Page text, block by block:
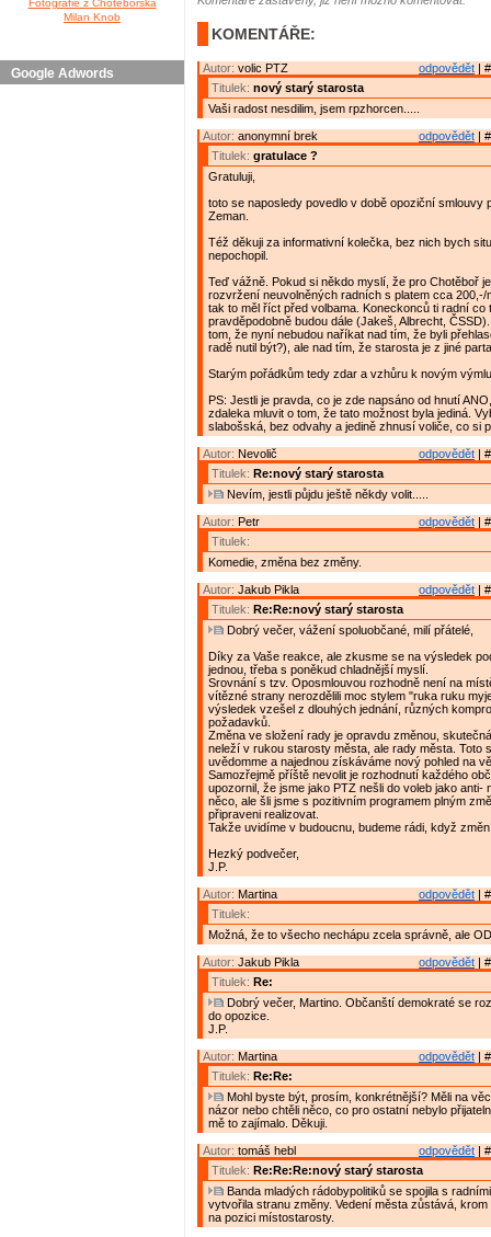
Fotografie z Chotěbořska
Milan Knob
Google Adwords
KOMENTÁŘE:
odpovědět |
Autor: volic PTZ
Titulek: nový starý starosta
Vaši radost nesdilim, jsem rpzhorcen.....
odpovědět |
Autor: anonymní brek
Titulek: gratulace ?
Gratuluji,
toto se naposledy povedlo v době opoziční smlouvy
Zeman.
Též děkuji za informativní kolečka, bez nich bych
nepochopil.
Teď vážně. Pokud si někdo myslí, že pro Chotěboř
rozvržení neuvolněných radních s platem cca 200,-/
tak to měl říct před volbama. Koneckonců ti radní co
pravděpodobně budou dále (Jakeš, Albrecht,
tom, že nyní nebudou naříkat nad tím, že byli
radě nutil být?), ale nad tím, že starosta je z jiné
Starým pořádkům tedy zdar a vzhůru k novým
PS: Jestli je pravda, co je zde napsáno od hnutí
zdaleka mluvit o tom, že tato možnost byla jediná.
slabošská, bez odvahy a jedině zhnusí voliče, co si
odpovědět |
Autor: Nevolič
Titulek: Re:nový starý starosta
Nevím, jestli půjdu ještě někdy volit.....
odpovědět |
Autor: Petr
Titulek:
Komedie, změna bez změny.
odpovědět |
Autor: Jakub Pikla
Titulek: Re:Re:nový starý starosta
Dobrý večer, vážení spoluobčané, milí přátelé,
Díky za Vaše reakce, ale zkusme se na výsledek
jednou, třeba s poněkud chladnější myslí.
Srovnání s tzv. Oposmlouvou rozhodně není na
vítězné strany nerozdělili moc stylem "ruka ruku
výsledek vzešel z dlouhých jednání, různých
požadavků.
Změna ve složení rady je opravdu změnou,
neleží v rukou starosty města, ale rady města. Toto
uvědomme a najednou získáváme nový pohled na
Samozřejmě příště nevolit je rozhodnutí každého
upozornil, že jsme jako PTZ nešli do voleb jako anti-
něco, ale šli jsme s pozitivním programem plným
připraveni realizovat.
Takže uvidíme v budoucnu, budeme rádi, když
Hezký podvečer,
J.P.
odpovědět |
Autor: Martina
Titulek:
Možná, že to všecho nechápu zcela správně, ale
odpovědět |
Autor: Jakub Pikla
Titulek: Re:
Dobrý večer, Martino. Občanští demokraté se
do opozice.
J.P.
odpovědět |
Autor: Martina
Titulek: Re:Re:
Mohl byste být, prosím, konkrétnější? Měli na
názor nebo chtěli něco, co pro ostatní nebylo
mě to zajímalo. Děkuji.
odpovědět |
Autor: tomáš hebl
Titulek: Re:Re:Re:nový starý starosta
Banda mladých rádobypolitiků se spojila s
vytvořila stranu změny. Vedení města zůstává,
na pozici místostarosty.